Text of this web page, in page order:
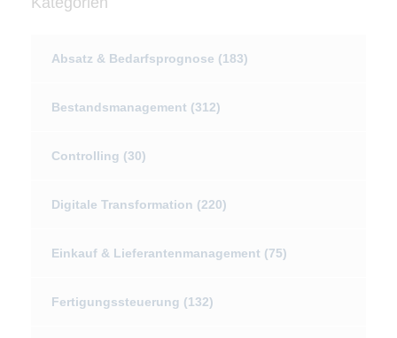
Absatz & Bedarfsprognose (183)
Bestandsmanagement (312)
Controlling (30)
Digitale Transformation (220)
Einkauf & Lieferantenmanagement (75)
Fertigungssteuerung (132)